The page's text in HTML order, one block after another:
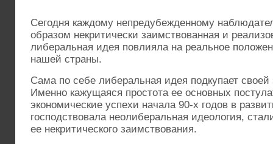
Сегодня каждому непредубежденному
образом некритически заимствованная и
либеральная идея повлияла на реальное
нашей страны.
Сама по себе либеральная идея подкупает
Именно кажущаяся простота ее основных
экономические успехи начала 90-х годов в
господствовала неолиберальная идеология,
ее некритического заимствования.